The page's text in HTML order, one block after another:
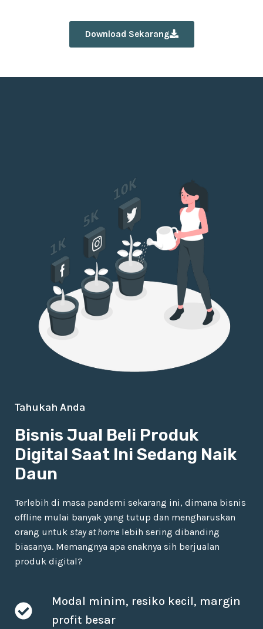
Download Sekarang
Tahukah Anda
Bisnis Jual Beli Produk
Digital Saat Ini Sedang Naik
Daun
Terlebih di masa pandemi sekarang ini, dimana bisnis
offline mulai banyak yang tutup dan mengharuskan
orang untuk stay at home lebih sering dibanding
biasanya. Memangnya apa enaknya sih berjualan
produk digital?
Modal minim, resiko kecil, margin
profit besar